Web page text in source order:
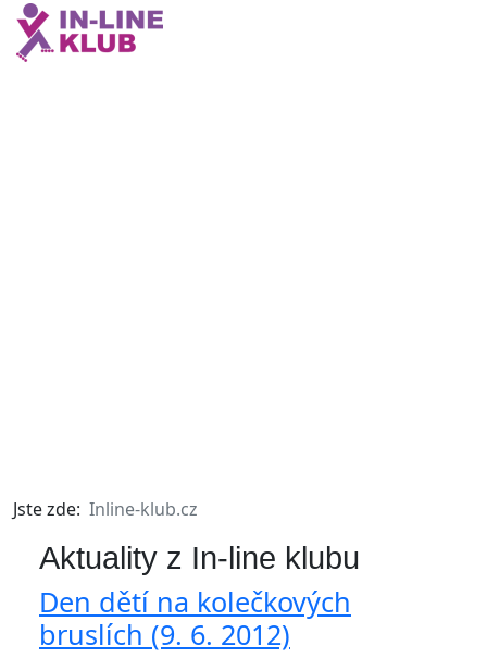
Jste zde: Inline-klub.cz
Aktuality z In-line klubu
Den dětí na kolečkových
bruslích (9. 6. 2012)